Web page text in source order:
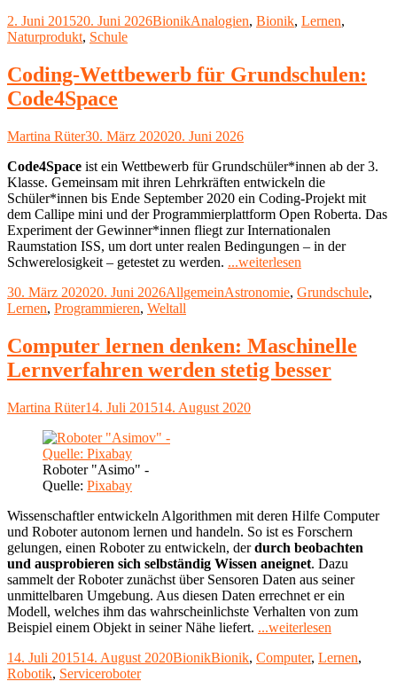
der
Schule"
Veröffentlicht
am
2. Juni 201520. Juni 2026Kategorien
BionikSchlagwörter
Analogien, Bionik, Lernen,
Naturprodukt, Schule
Coding-Wettbewerb für Grundschulen:
Code4Space
Autor
Martina RüterVeröffentlicht
30. März 202020. Juni 2026
Code4Space ist ein Wettbewerb für Grundschüler*innen ab der 3.
Klasse. Gemeinsam mit ihren Lehrkräften entwickeln die
Schüler*innen bis Ende September 2020 ein Coding-Projekt mit
dem Callipe mini und der Programmierplattform Open Roberta. Das
Experiment der Gewinner*innen fliegt zur Internationalen
Raumstation ISS, um dort unter realen Bedingungen – in der
Schwerelosigkeit – getestet zu werden. ...weiterlesen
für
Veröffentlicht
am
30. März 202020. Juni 2026Kategorien
AllgemeinSchlagwörter
Astronomie, Grundschule,
Lernen, Programmieren, Weltall
Computer lernen denken: Maschinelle
Lernverfahren werden stetig besser
Autor
Martina RüterVeröffentlicht
14. Juli 201514. August 2020
Roboter "Asimo" -
Quelle: Pixabay
Wissenschaftler entwickeln Algorithmen mit deren Hilfe Computer
und Roboter autonom lernen und handeln. So ist es Forschern
gelungen, einen Roboter zu entwickeln, derdurch beobachten
und ausprobieren sich selbständig Wissen aneignet. Dazu
sammelt der Roboter zunächst über Sensoren Daten aus seiner
unmittelbaren Umgebung. Aus diesen Daten errechnet er ein
Modell, welches ihm das wahrscheinlichste Verhalten von zum
Beispiel einem Objekt in seiner Nähe liefert. ...weiterlesen
denken:
Veröffentlicht
am
14. Juli 201514. August 2020Kategorien
BionikSchlagwörter
Bionik, Computer, Lernen,
Robotik, Serviceroboter